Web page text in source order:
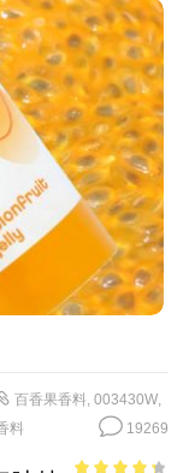
百香果香料 003430W,
料 19269